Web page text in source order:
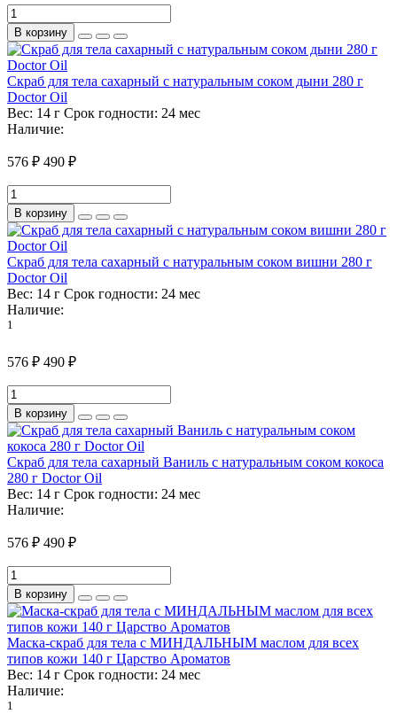
В корзину
Скраб для тела сахарный с натуральным соком дыни 280 г
Doctor Oil
Вес: 14 г Срок годности: 24 мес
Наличие:
576 ₽ 490 ₽
В корзину
Скраб для тела сахарный с натуральным соком вишни 280 г
Doctor Oil
Вес: 14 г Срок годности: 24 мес
Наличие:
1
576 ₽ 490 ₽
В корзину
Скраб для тела сахарный Ваниль с натуральным соком кокоса
280 г Doctor Oil
Вес: 14 г Срок годности: 24 мес
Наличие:
576 ₽ 490 ₽
В корзину
Маска-скраб для тела с МИНДАЛЬНЫМ маслом для всех
типов кожи 140 г Царство Ароматов
Вес: 14 г Срок годности: 24 мес
Наличие:
1